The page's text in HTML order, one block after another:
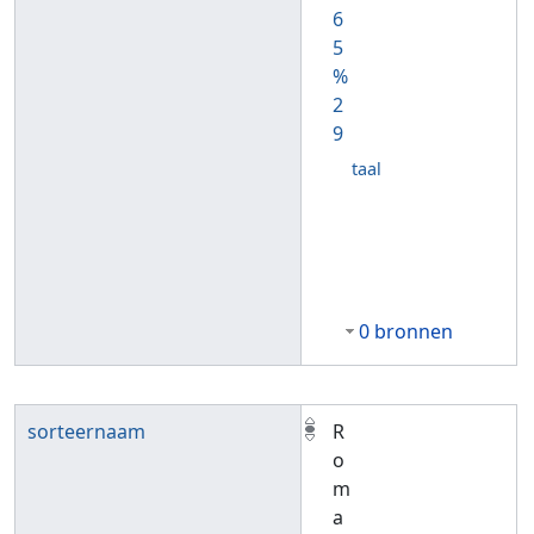
6
5
%
2
9
taal
0 bronnen
sorteernaam
R
o
m
a